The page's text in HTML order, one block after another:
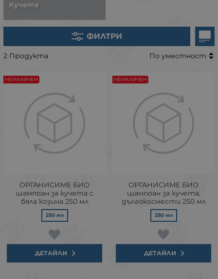
Кучета
ФИЛТРИ
2 Продукта По уместност
ОРГАНИСИМЕ БИО
шампоан за кучета с
бяла козина 250 мл
250 мл
ДЕТАЙЛИ
НЕНАЛИЧЕН
ОРГАНИСИМЕ БИО
шампоан за кучета,
дългокосмести 250 мл
250 мл
ДЕТАЙЛИ
НЕНАЛИЧЕН